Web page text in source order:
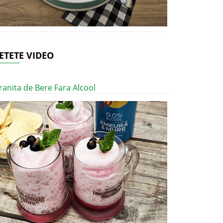
VIDEO
de Bere Fara Alcool